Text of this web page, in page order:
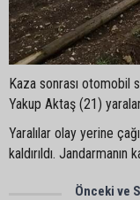
Kaza sonrası otomobil
Yakup Aktaş (21)
Yaralılar olay yerine
kaldırıldı.
Önceki ve